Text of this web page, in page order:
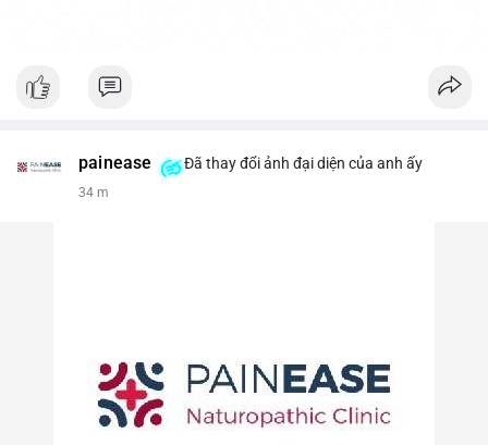
painease Đã thay đổi ảnh đại diện của anh ấy
34 m